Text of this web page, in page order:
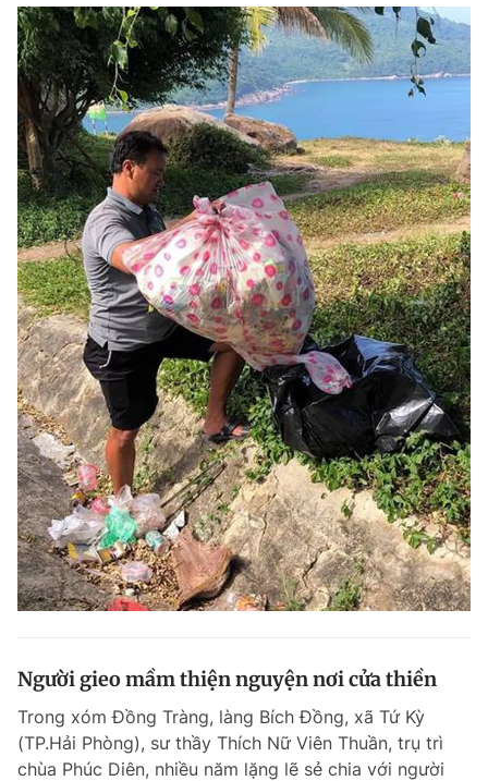
Người gieo mầm thiện nguyện nơi cửa thiền
Trong xóm Đồng Tràng, làng Bích Đồng, xã Tứ Kỳ
(TP.Hải Phòng), sư thầy Thích Nữ Viên Thuần, trụ trì
chùa Phúc Diên, nhiều năm lặng lẽ sẻ chia với người